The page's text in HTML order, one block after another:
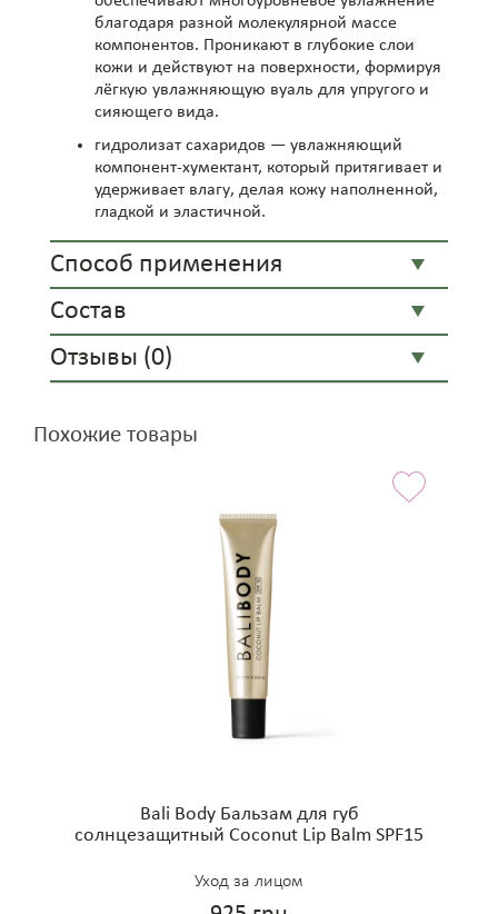
благодаря разной молекулярной массе
компонентов. Проникают в глубокие слои
кожи и действуют на поверхности, формируя
лёгкую увлажняющую вуаль для упругого и
сияющего вида.
гидролизат сахаридов — увлажняющий
компонент-хумектант, который притягивает и
удерживает влагу, делая кожу наполненной,
гладкой и эластичной.
Способ применения
Состав
Отзывы (0)
Похожие товары
Bali Body Бальзам для губ
солнцезащитный Coconut Lip Balm SPF15
Уход за лицом